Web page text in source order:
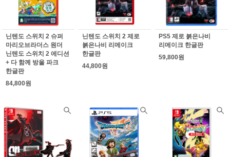
닌텐도 스위치 2 슈퍼
마리오브라더스 원더
닌텐도 스위치 2 에디션
+ 다 함께 방울 파크
한글판
84,800원
닌텐도 스위치 2 제로
붉은나비 리메이크
한글판
44,800원
PS5 제로 붉은나비
리메이크 한글판
59,800원